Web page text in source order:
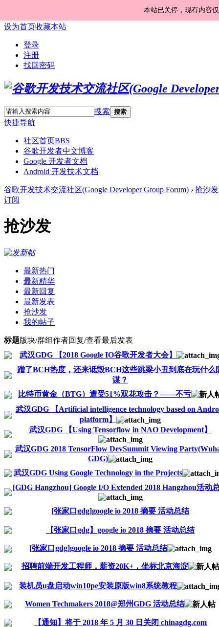
本站已关停，现有内容
设为首页收藏本站
登录
注册
找回密码
搜索 搜索
快捷导航
社区首页BBS
谷歌开发者中文博客
Google 开发者文档
Android 开发技术文档
谷歌开发技术交流社区(Google Developer Group Forum) › 抢沙发
订阅
抢沙发
最新热门
最新精华
最新回复
最新发表
抢沙发
我的帖子
标题版块/群组作者回复/查看最后发表
武汉GDG 【2018 Google IO谷歌开发者大会】
蹭了BCH热度，还来诋毁BCH这些跳梁小丑到底在玩什么
谋？
比特币黄金（BTG）遭受51%双花攻击？——不亏
武汉GDG 【Artificial intelligence technology based on
platform】
武汉GDG 【Using Tensorflow in NAO Development】
武汉GDG 2018 TensorFlow DevSummit Viewing
GDG)
武汉GDG Using Google Technology in the Projects
[GDG Hangzhou] Google I/O Extended 2018 Hangzhou活动
[张家口gdg]google io 2018 摘要 活动总结
【张家口gdg】google io 2018 摘要 活动总结
[张家口gdg]google io 2018 摘要 活动总结
招聘前端开发工程师，薪资20K+，坐标北京海淀
装机员u盘启动win10pe安装原版win8系统教程
Women Techmakers 2018@郑州GDG 活动总结
【通知】将于 2018 年 5 月 30 日关闭 chinagdg.com